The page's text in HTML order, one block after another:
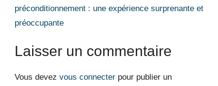
préconditionnement : une expérience surprenante et
préoccupante
Laisser un commentaire
Vous devez vous connecter pour publier un